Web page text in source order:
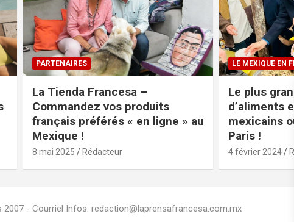
PARTENAIRES
La Tienda Francesa –
Commandez vos produits
français préférés « en ligne » au
Mexique !
8 mai 2025 Rédacteur
LE MEXIQUE EN
Le plus
d’aliments
mexicains
Paris !
4 février 2024
2007 - Courriel Infos: redaction@laprensafrancesa.com.mx